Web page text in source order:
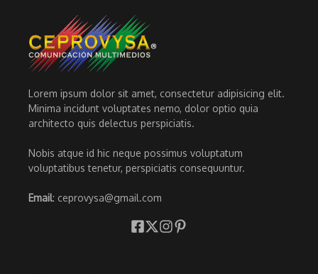
Lorem ipsum dolor sit amet, consectetur adipisicing elit.
Minima incidunt voluptates nemo, dolor optio quia
architecto quis delectus perspiciatis.
Nobis atque id hic neque possimus voluptatum
voluptatibus tenetur, perspiciatis consequuntur.
Email: ceprovysa@gmail.com